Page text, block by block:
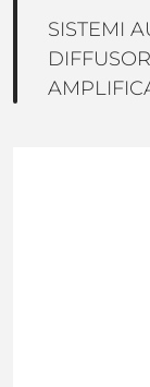
SISTEMI